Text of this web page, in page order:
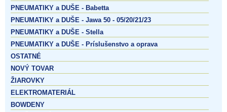
PNEUMATIKY a DUŠE - Babetta
PNEUMATIKY a DUŠE - Jawa 50 - 05/20/21/23
PNEUMATIKY a DUŠE - Stella
PNEUMATIKY a DUŠE - Príslušenstvo a oprava
OSTATNÉ
NOVÝ TOVAR
ŽIAROVKY
ELEKTROMATERIÁL
BOWDENY